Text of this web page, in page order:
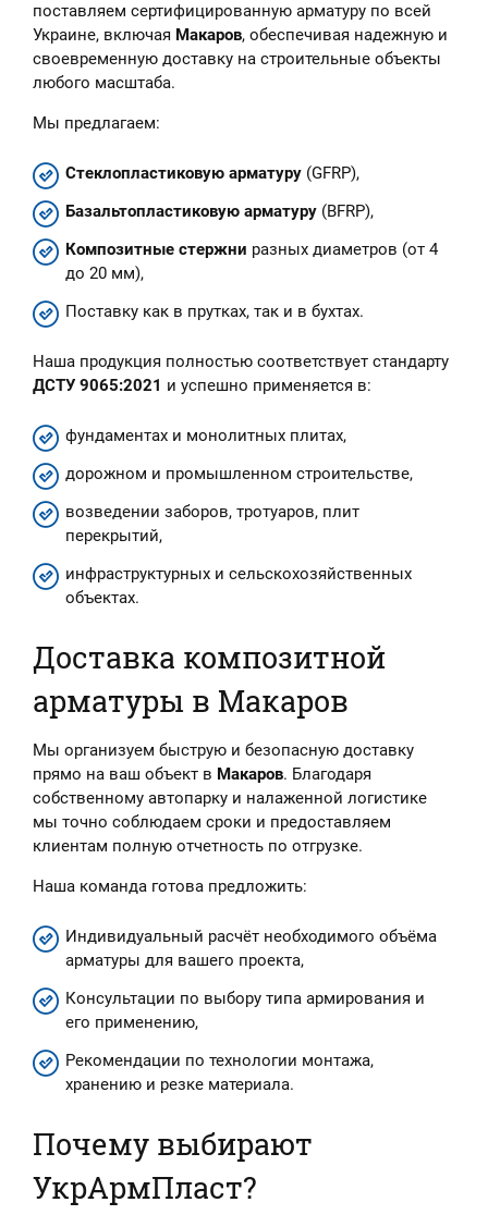
поставляем сертифицированную арматуру по всей
Украине, включая Макаров, обеспечивая надежную и
своевременную доставку на строительные объекты
любого масштаба.
Мы предлагаем:
Стеклопластиковую арматуру (GFRP),
Базальтопластиковую арматуру (BFRP),
Композитные стержни разных диаметров (от 4
до 20 мм),
Поставку как в прутках, так и в бухтах.
Наша продукция полностью соответствует стандарту
ДСТУ 9065:2021 и успешно применяется в:
фундаментах и монолитных плитах,
дорожном и промышленном строительстве,
возведении заборов, тротуаров, плит
перекрытий,
инфраструктурных и сельскохозяйственных
объектах.
Доставка композитной
арматуры в Макаров
Мы организуем быструю и безопасную доставку
прямо на ваш объект в Макаров. Благодаря
собственному автопарку и налаженной логистике
мы точно соблюдаем сроки и предоставляем
клиентам полную отчетность по отгрузке.
Наша команда готова предложить:
Индивидуальный расчёт необходимого объёма
арматуры для вашего проекта,
Консультации по выбору типа армирования и
его применению,
Рекомендации по технологии монтажа,
хранению и резке материала.
Почему выбирают
УкрАрмПласт?